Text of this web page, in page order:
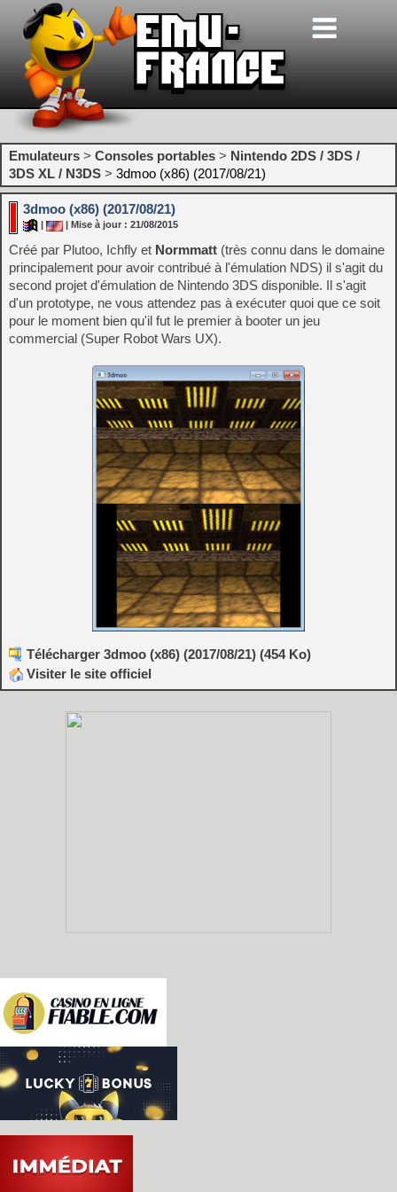
Emulateurs > Consoles portables > Nintendo 2DS / 3DS /
3DS XL / N3DS > 3dmoo (x86) (2017/08/21)
3dmoo (x86) (2017/08/21)
| Mise à jour : 21/08/2015
Créé par Plutoo, Ichfly et Normmatt (très connu dans le domaine
principalement pour avoir contribué à l'émulation NDS) il s'agit du
second projet d'émulation de Nintendo 3DS disponible. Il s'agit
d'un prototype, ne vous attendez pas à exécuter quoi que ce soit
pour le moment bien qu'il fut le premier à booter un jeu
commercial (Super Robot Wars UX).
Télécharger 3dmoo (x86) (2017/08/21) (454 Ko)
Visiter le site officiel